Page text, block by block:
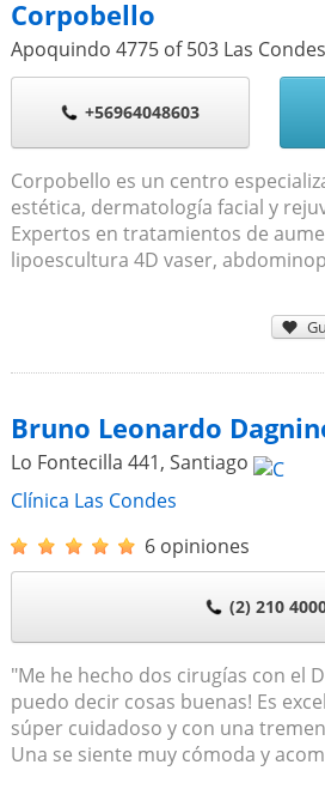
Corpobello
Apoquindo 4775 of 503 Las Condes
+56964048603
Corpobello es un centro
estética, dermatología facial y
Expertos en tratamientos de
lipoescultura 4D vaser,
Bruno Leonardo
Lo Fontecilla 441, Santiago
Clínica Las Condes
6 opiniones
(2) 210
"Me he hecho dos cirugías con el
puedo decir cosas buenas! Es
súper cuidadoso y con una
Una se siente muy cómoda y